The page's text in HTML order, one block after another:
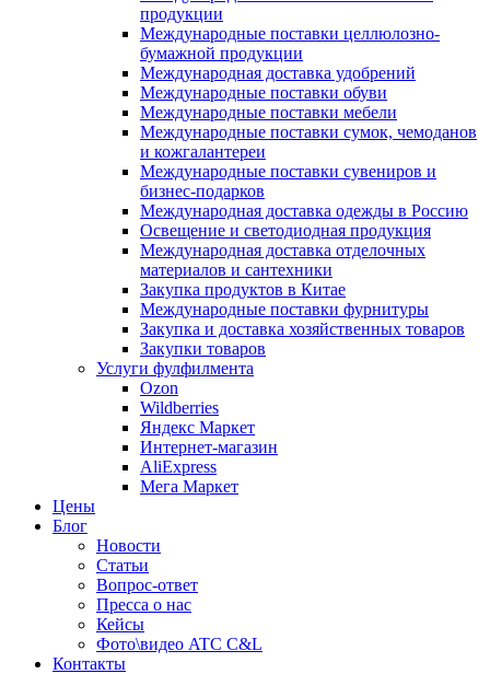
продукции
Международные поставки целлюлозно-
бумажной продукции
Международная доставка удобрений
Международные поставки обуви
Международные поставки мебели
Международные поставки сумок, чемоданов
и кожгалантереи
Международные поставки сувениров и
бизнес-подарков
Международная доставка одежды в Россию
Освещение и светодиодная продукция
Международная доставка отделочных
материалов и сантехники
Закупка продуктов в Китае
Международные поставки фурнитуры
Закупка и доставка хозяйственных товаров
Закупки товаров
Услуги фулфилмента
Ozon
Wildberries
Яндекс Маркет
Интернет-магазин
AliExpress
Мега Маркет
Цены
Блог
Новости
Статьи
Вопрос-ответ
Пресса о нас
Кейсы
Фото\видео ATC C&L
Контакты